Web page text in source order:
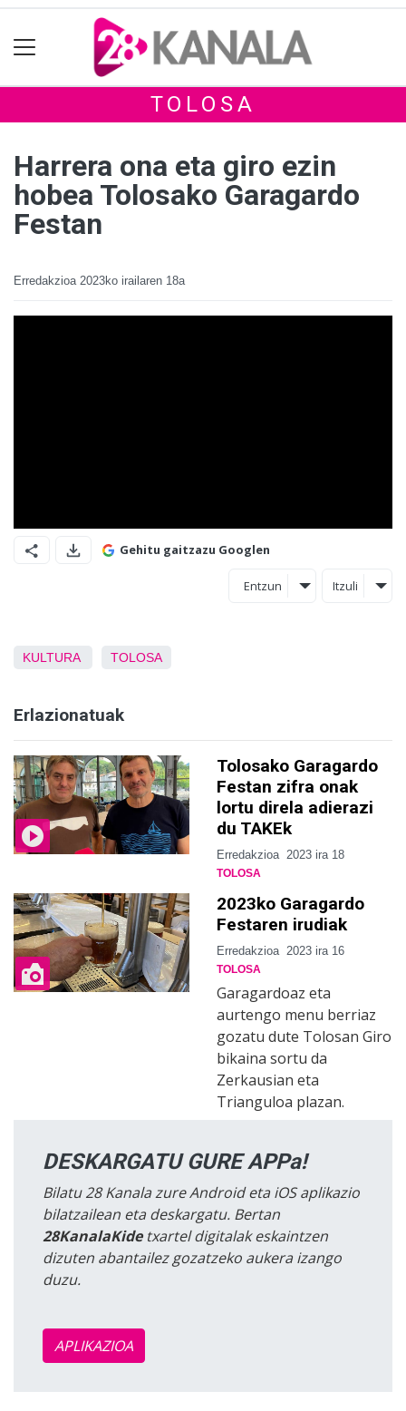
TOLOSA
Harrera ona eta giro ezin
hobea Tolosako Garagardo
Festan
Erredakzioa 2023ko irailaren 18a
Gehitu gaitzazu Googlen
Entzun Itzuli
KULTURA TOLOSA
Erlazionatuak
Tolosako Garagardo
Festan zifra onak
lortu direla adierazi
du TAKEk
Erredakzioa 2023 ira 18
TOLOSA
2023ko Garagardo
Festaren irudiak
Erredakzioa 2023 ira 16
TOLOSA
Garagardoaz eta
aurtengo menu berriaz
gozatu dute Tolosan Giro
bikaina sortu da
Zerkausian eta
Trianguloa plazan.
DESKARGATU GURE APPa!
Bilatu 28 Kanala zure Android eta iOS aplikazio
bilatzailean eta deskargatu. Bertan
28KanalaKidetxartel digitalak eskaintzen
dizuten abantailez gozatzeko aukera izango
duzu.
APLIKAZIOA